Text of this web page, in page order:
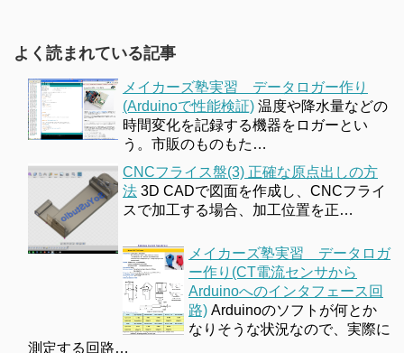
よく読まれている記事
メイカーズ塾実習 データロガー作り
(Arduinoで性能検証) 温度や降水量などの
時間変化を記録する機器をロガーとい
う。市販のものもた…
CNCフライス盤(3) 正確な原点出しの方
法 3D CADで図面を作成し、CNCフライ
スで加工する場合、加工位置を正…
メイカーズ塾実習 データロガ
ー作り(CT電流センサから
Arduinoへのインタフェース回
路) Arduinoのソフトが何とか
なりそうな状況なので、実際に
測定する回路…